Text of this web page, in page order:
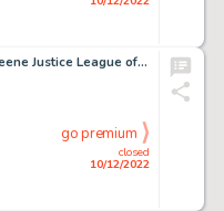
Dick Dillin and Sid Greene Justice League of America #73 Story Page 19 Original Art (DC, 1969)....
closed
10/12/2022
go premium